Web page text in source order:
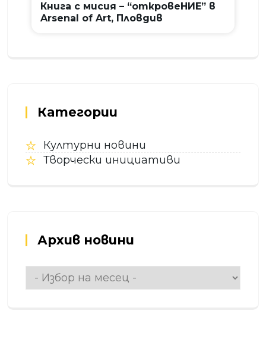
Книга с мисия – “откровеНИЕ” в
Arsenal of Art, Пловдив
Категории
Културни новини
Творчески инициативи
Архив новини